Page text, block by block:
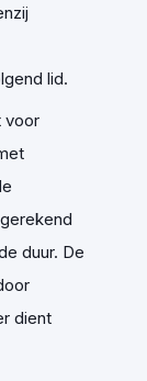
lid.
voor
duur. De
dient